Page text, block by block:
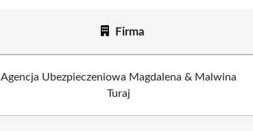
Firma
Agencja Ubezpieczeniowa Magdalena & Malwina
Turaj